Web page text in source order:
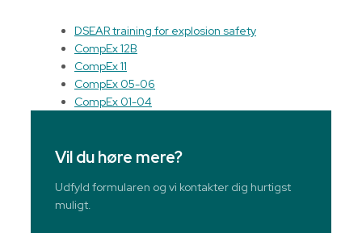
DSEAR training for explosion safety
CompEx 12B
CompEx 11
CompEx 05-06
CompEx 01-04
Vil du høre mere?
Udfyld formularen og vi kontakter dig hurtigst
muligt.